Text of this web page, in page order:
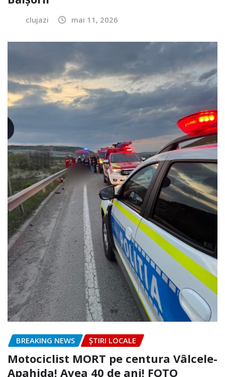
clujazi mai 11, 2026
BREAKING NEWS ȘTIRI LOCALE
Motociclist MORT pe centura Vâlcele-
Apahida! Avea 40 de ani! FOTO